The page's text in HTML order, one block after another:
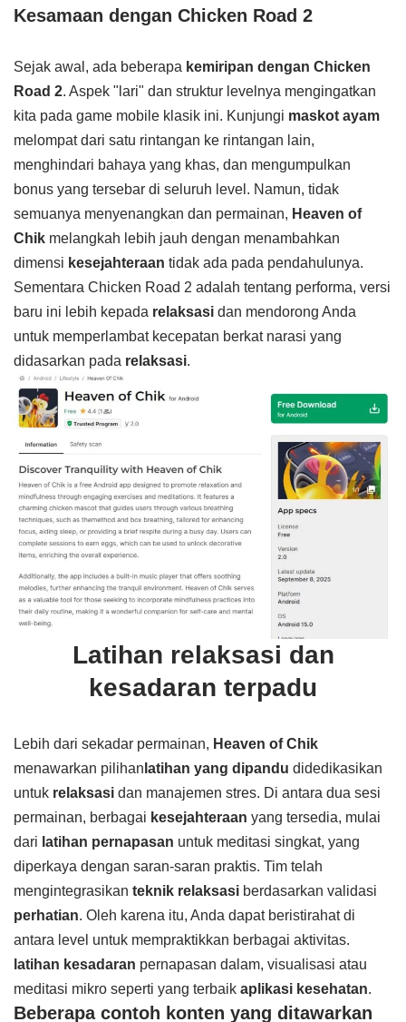
Kesamaan dengan Chicken Road 2
Sejak awal, ada beberapa kemiripan dengan Chicken
Road 2. Aspek "lari" dan struktur levelnya mengingatkan
kita pada game mobile klasik ini. Kunjungi maskot ayam
melompat dari satu rintangan ke rintangan lain,
menghindari bahaya yang khas, dan mengumpulkan
bonus yang tersebar di seluruh level. Namun, tidak
semuanya menyenangkan dan permainan, Heaven of
Chik melangkah lebih jauh dengan menambahkan
dimensi kesejahteraan tidak ada pada pendahulunya.
Sementara Chicken Road 2 adalah tentang performa, versi
baru ini lebih kepada relaksasi dan mendorong Anda
untuk memperlambat kecepatan berkat narasi yang
didasarkan pada relaksasi.
Latihan relaksasi dan
kesadaran terpadu
Lebih dari sekadar permainan, Heaven of Chik
menawarkan pilihan latihan yang dipandu didedikasikan
untuk relaksasi dan manajemen stres. Di antara dua sesi
permainan, berbagai kesejahteraan yang tersedia, mulai
dari latihan pernapasan untuk meditasi singkat, yang
diperkaya dengan saran-saran praktis. Tim telah
mengintegrasikan teknik relaksasi berdasarkan validasi
perhatian. Oleh karena itu, Anda dapat beristirahat di
antara level untuk mempraktikkan berbagai aktivitas.
latihan kesadaran pernapasan dalam, visualisasi atau
meditasi mikro seperti yang terbaik aplikasi kesehatan.
Beberapa contoh konten yang ditawarkan